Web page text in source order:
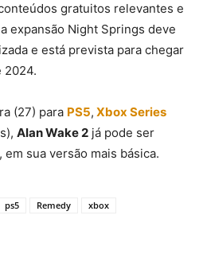
gratuitos relevantes e
expansão Night Springs deve
e está prevista para chegar
2024.
(27) para PS5, Xbox Series
Alan Wake 2 já pode ser
sua versão mais básica.
ps5 Remedy xbox